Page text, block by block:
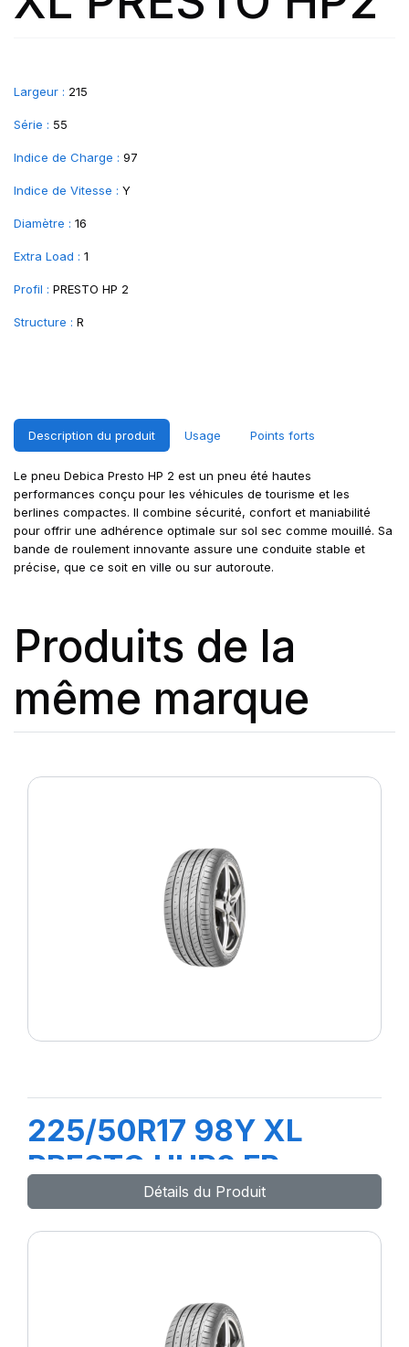
Largeur : 215
Série : 55
Indice de Charge : 97
Indice de Vitesse : Y
Diamètre : 16
Extra Load : 1
Profil : PRESTO HP 2
Structure : R
Description du produit Usage Points forts
Le pneu Debica Presto HP 2 est un pneu été hautes
performances conçu pour les véhicules de tourisme et les
berlines compactes. Il combine sécurité, confort et maniabilité
pour offrir une adhérence optimale sur sol sec comme mouillé. Sa
bande de roulement innovante assure une conduite stable et
précise, que ce soit en ville ou sur autoroute.
Produits de la
même marque
225/50R17 98Y XL
PRESTO UHP2 FP
Détails du Produit